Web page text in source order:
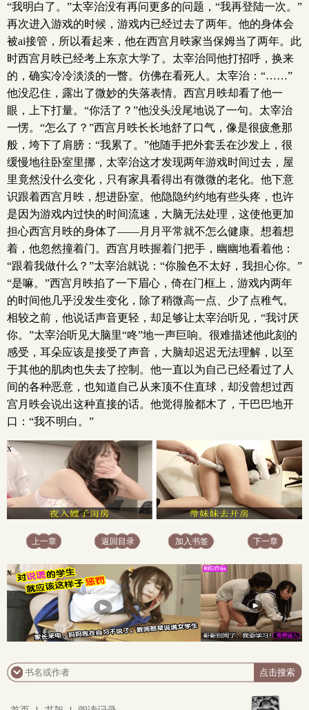
“我明白了。”太宰治没有再问更多的问题，“我再登陆一次。”
再次进入游戏的时候，游戏内已经过去了两年。他的身体会
被ai接管，所以看起来，他在西宫月昳家当保姆当了两年。此
时西宫月昳已经考上东京大学了。太宰治同他打招呼，换来
的，确实冷冷淡淡的一瞥。仿佛在看死人。太宰治：“……”
他没忍住，露出了微妙的失落表情。西宫月昳却看了他一
眼，上下打量。“你活了？”他没头没尾地说了一句。太宰治
一愣。“怎么了？”西宫月昳长长地舒了口气，像是很疲惫那
般，垮下了肩膀：“我累了。”他随手把外套丢在沙发上，很
缓慢地往卧室里挪，太宰治这才发现两年游戏时间过去，屋
里竟然没什么变化，只有家具看得出有微微的老化。他下意
识跟着西宫月昳，想进卧室。他隐隐约约地有些头疼，也许
是因为游戏内过快的时间流速，大脑无法处理，这使他更加
担心西宫月昳的身体了——月月平常就不怎么健康。想着想
着，他忽然撞着门。西宫月昳握着门把手，幽幽地看着他：
“跟着我做什么？”太宰治就说：“你脸色不太好，我担心你。”
“是嘛。”西宫月昳掐了一下眉心，倚在门框上，游戏内两年
的时间他几乎没发生变化，除了稍微高一点、少了点稚气。
相较之前，他说话声音更轻，却足够让太宰治听见，“我讨厌
你。”太宰治听见大脑里“咚”地一声巨响。很难描述他此刻的
感受，耳朵应该是接受了声音，大脑却迟迟无法理解，以至
于其他的肌肉也失去了控制。他一直以为自己已经看过了人
间的各种恶意，也知道自己从来顶不住直球，却没曾想过西
宫月昳会说出这种直接的话。他觉得脸都木了，干巴巴地开
口：“我不明白。”
x
上一章 返回目录 加入书签 下一章
x